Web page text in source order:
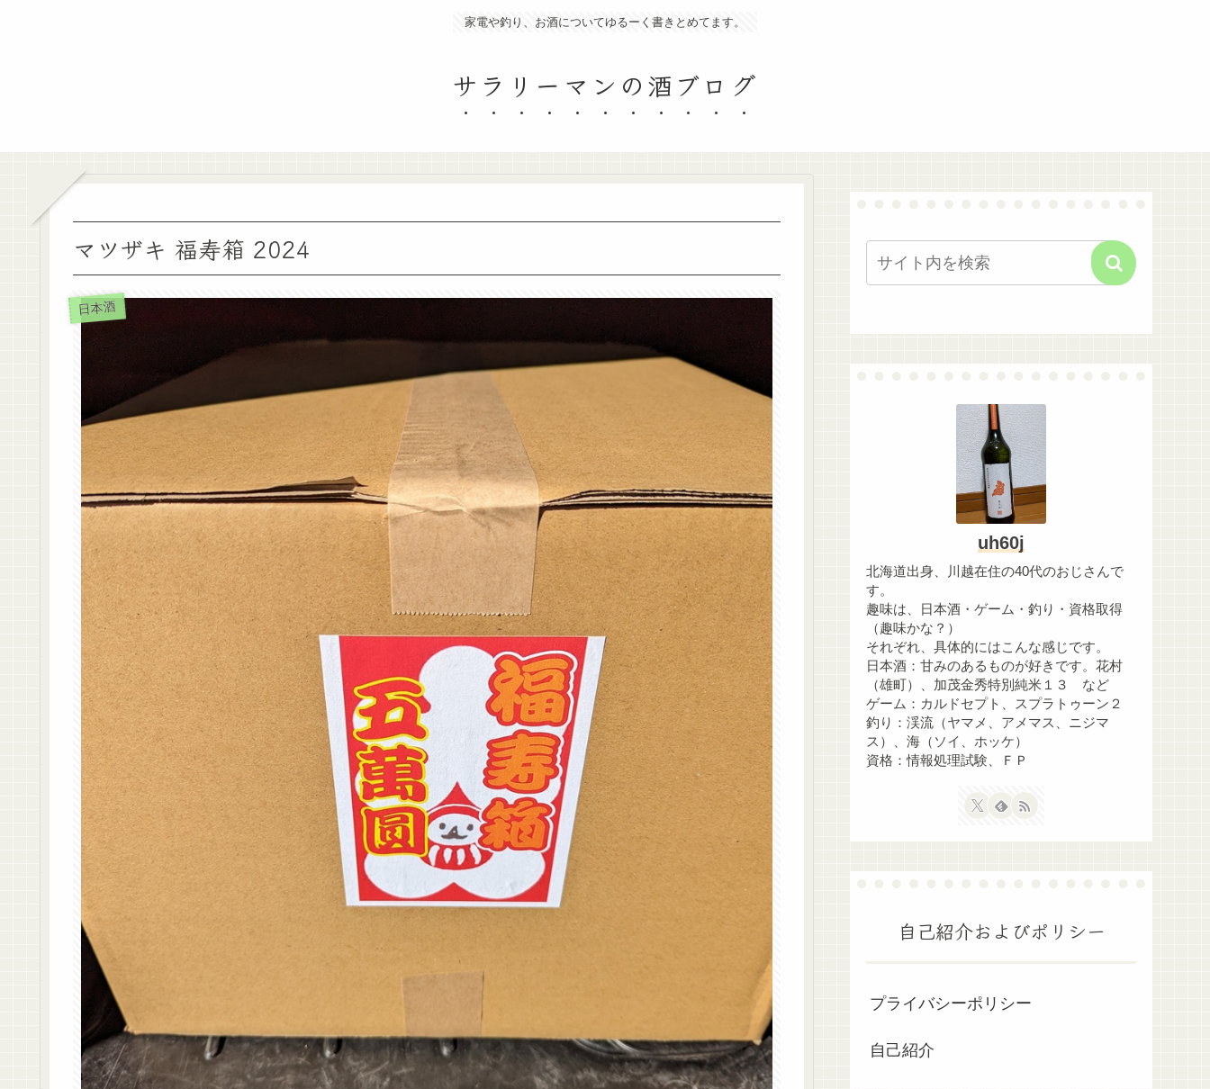
家電や釣り、お酒についてゆるーく書きとめてます。
サラリーマンの酒ブログ
マツザキ 福寿箱 2024
日本酒
uh60j
北海道出身、川越在住の40代のおじさんで
す。
趣味は、日本酒・ゲーム・釣り・資格取得
（趣味かな？）
それぞれ、具体的にはこんな感じです。
日本酒：甘みのあるものが好きです。花村
（雄町）、加茂金秀特別純米１３ など
ゲーム：カルドセプト、スプラトゥーン２
釣り：渓流（ヤマメ、アメマス、ニジマ
ス）、海（ソイ、ホッケ）
資格：情報処理試験、ＦＰ
自己紹介およびポリシー
プライバシーポリシー
自己紹介